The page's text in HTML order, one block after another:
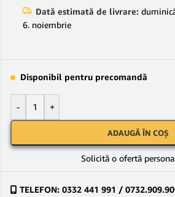
Dată estimată de livrare:
6. noiembrie
Disponibil pentru precomandă
- +
ADAUGĂ ÎN COȘ
Solicită o ofertă
TELEFON: 0332 441 991 /